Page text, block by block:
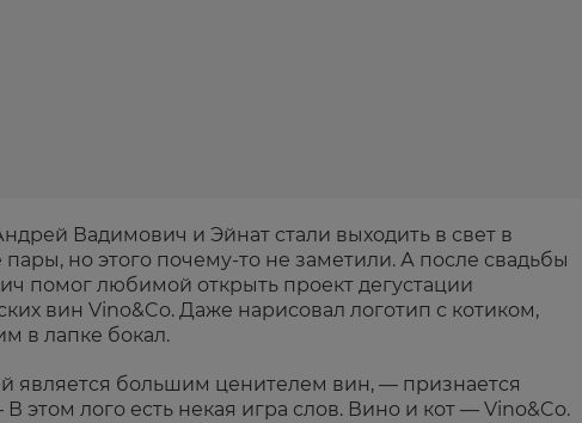
Вадимович и Эйнат стали выходить в свет в
пары, но этого почему-то не заметили. А после свадьбы
помог любимой открыть проект дегустации
вин Vino&Co. Даже нарисовал логотип с котиком,
в лапке бокал.
является большим ценителем вин, — признается
этом лого есть некая игра слов. Вино и кот — Vino&Co.